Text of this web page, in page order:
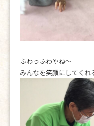
ふわっふわやね～
みんなを笑顔にしてく